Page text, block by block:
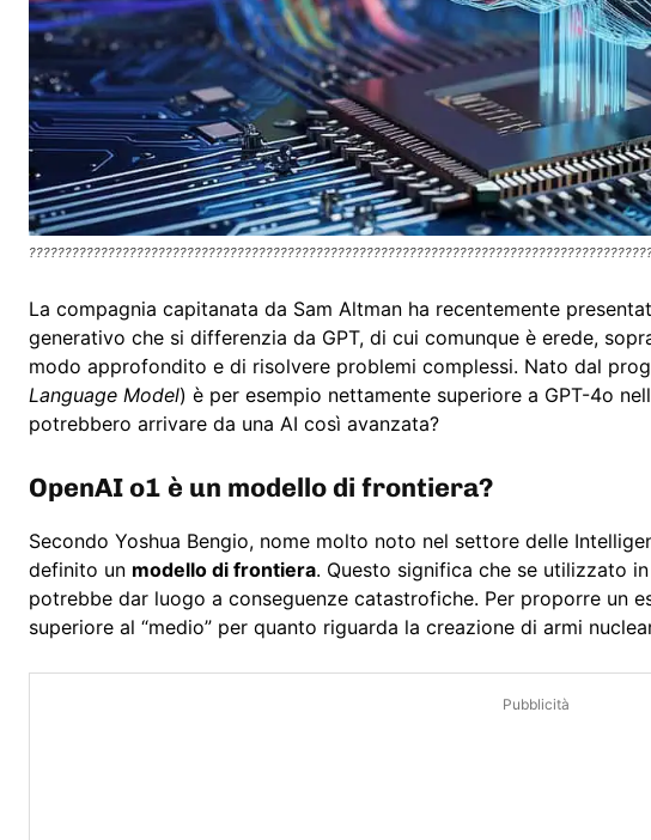
La compagnia capitanata da Sam Altman ha recentemente
generativo che si differenzia da GPT, di cui comunque è erede,
modo approfondito e di risolvere problemi complessi. Nato dal
Language Model) è per esempio nettamente superiore a GPT-4o
potrebbero arrivare da una AI così avanzata?
OpenAI o1 è un modello di frontiera?
Secondo Yoshua Bengio, nome molto noto nel settore delle
definito un modello di frontiera. Questo significa che se utilizzato
potrebbe dar luogo a conseguenze catastrofiche. Per proporre un
superiore al “medio” per quanto riguarda la creazione di armi
Pubblicità